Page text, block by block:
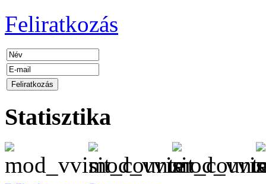
Feliratkozás
Statisztika